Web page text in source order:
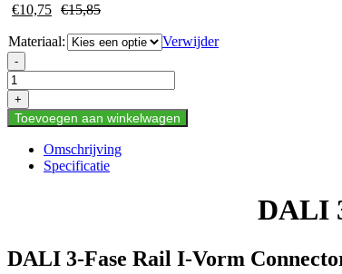
€10,75 €15,85
Materiaal:
Verwijder
DALI
3-
FASE
RAIL
|
VORM
CONNECTOR
-
+
Toevoegen aan winkelwagen
Omschrijving
Specificatie
DALI
DALI 3-Fase Rail I-Vorm